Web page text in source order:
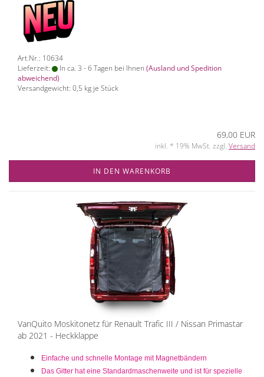
Art.Nr.: 10634
Lieferzeit:
In ca. 3 - 6 Tagen bei Ihnen (Ausland und Spedition
abweichend)
Versandgewicht: 0,5 kg je Stück
69,00 EUR
inkl. * 19% MwSt. zzgl. Versand
IN DEN WARENKORB
VanQuito Moskitonetz für Renault Trafic III / Nissan Primastar
ab 2021 - Heckklappe
Einfache und schnelle Montage mit Magnetbändern
Das Gitter hat eine Standardmaschenweite und ist für spezielle